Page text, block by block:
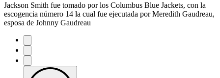
Jackson Smith fue tomado por los Columbus Blue Jackets, con la
escogencia número 14 la cual fue ejecutada por Meredith Gaudreau,
esposa de Johnny Gaudreau